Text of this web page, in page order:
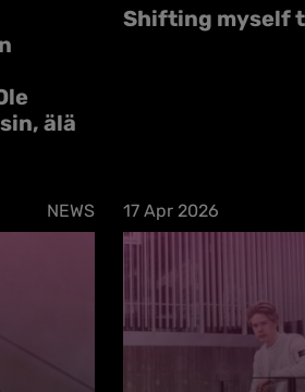
älä
Shifting myself
NEWS 17 Apr 2026